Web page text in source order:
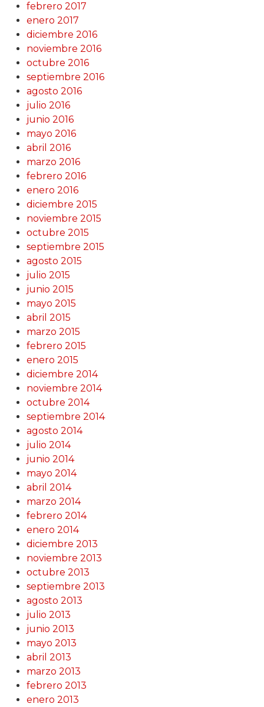
febrero 2017
enero 2017
diciembre 2016
noviembre 2016
octubre 2016
septiembre 2016
agosto 2016
julio 2016
junio 2016
mayo 2016
abril 2016
marzo 2016
febrero 2016
enero 2016
diciembre 2015
noviembre 2015
octubre 2015
septiembre 2015
agosto 2015
julio 2015
junio 2015
mayo 2015
abril 2015
marzo 2015
febrero 2015
enero 2015
diciembre 2014
noviembre 2014
octubre 2014
septiembre 2014
agosto 2014
julio 2014
junio 2014
mayo 2014
abril 2014
marzo 2014
febrero 2014
enero 2014
diciembre 2013
noviembre 2013
octubre 2013
septiembre 2013
agosto 2013
julio 2013
junio 2013
mayo 2013
abril 2013
marzo 2013
febrero 2013
enero 2013